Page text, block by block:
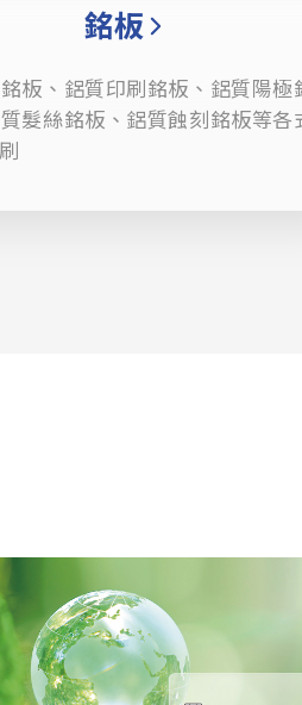
銘板
板、鋁質印刷銘板、鋁質陽極
髮絲銘板、鋁質蝕刻銘板等各